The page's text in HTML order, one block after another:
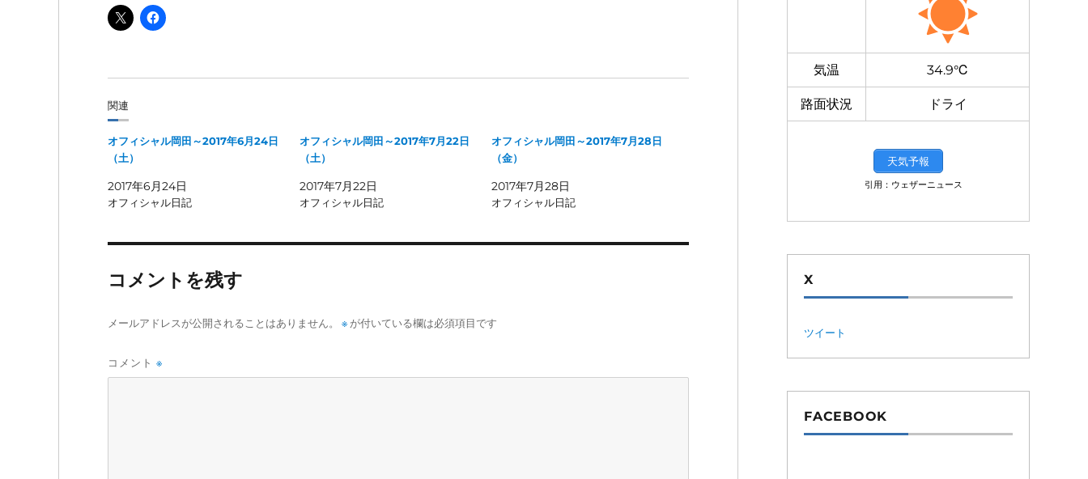
関連
オフィシャル岡田～2017年6月24日
（土）
2017年6月24日
オフィシャル日記
オフィシャル岡田～2017年7月22日
（土）
2017年7月22日
オフィシャル日記
オフィシャル岡田～2017年7月28日
（金）
2017年7月28日
オフィシャル日記
コメントを残す
メールアドレスが公開されることはありません。 ※ が付いている欄は必須項目です
コメント ※
気温 34.9℃
路面状況 ドライ
天気予報
引用：ウェザーニュース
X
ツイート
FACEBOOK